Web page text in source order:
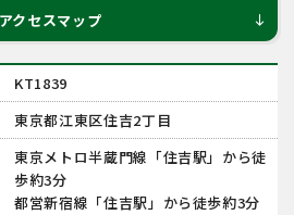
アクセスマップ south
KT1839
東京都江東区住吉2丁目
東京メトロ半蔵門線「住吉駅」から徒
歩約3分
都営新宿線「住吉駅」から徒歩約3分